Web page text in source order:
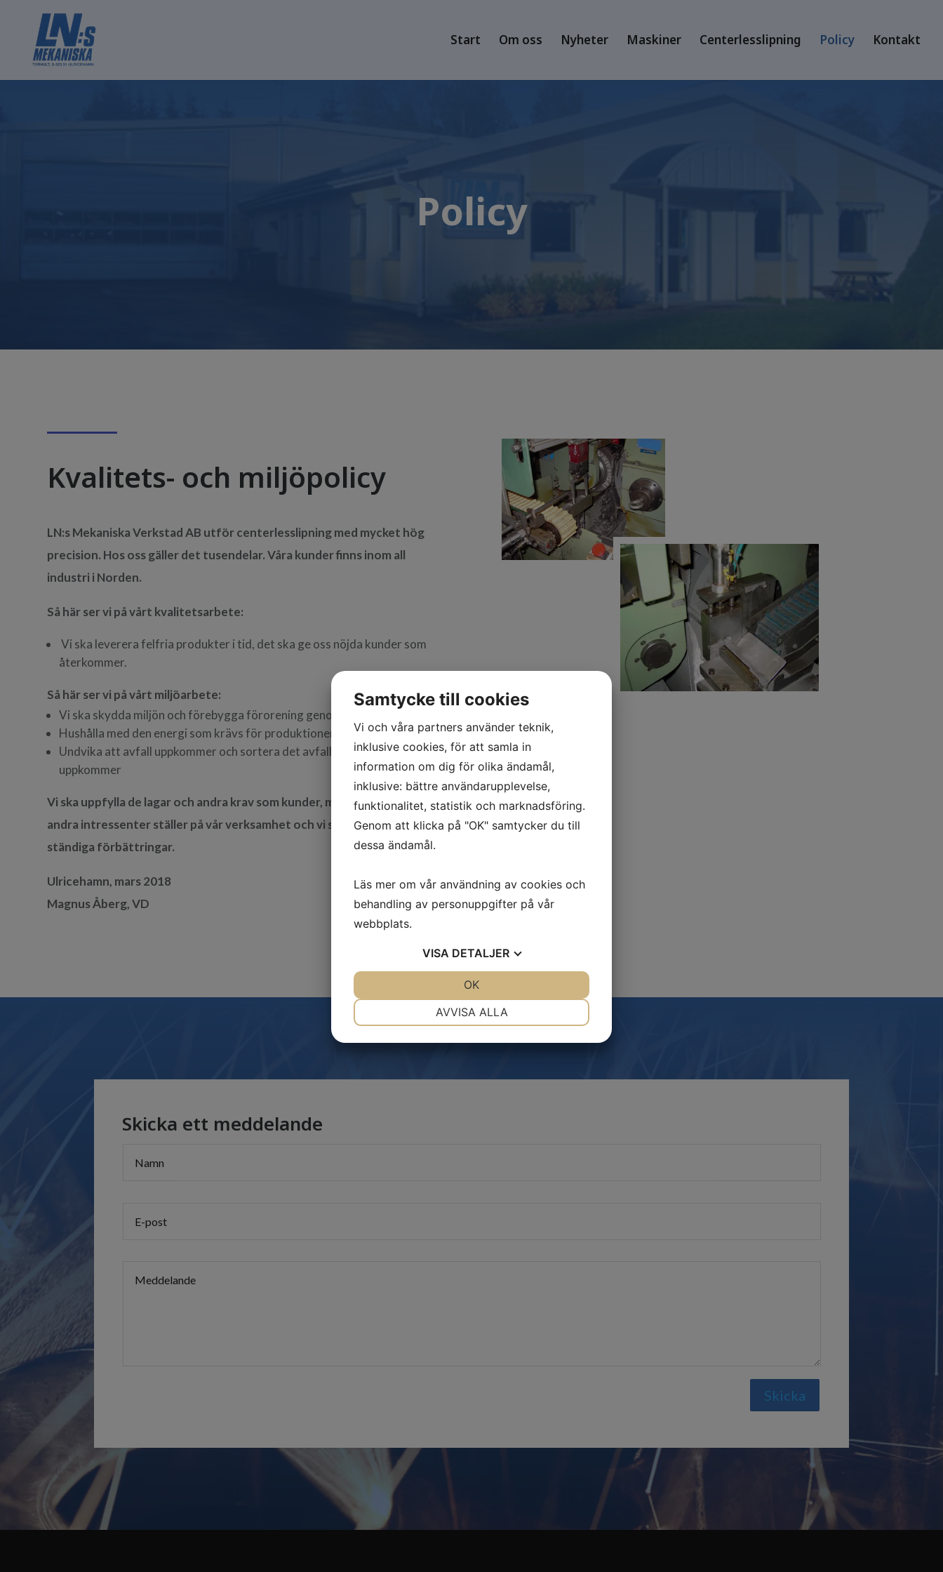
Start Om oss Nyheter Maskiner Centerlesslipning Policy Kontakt
Policy
Kvalitets- och miljöpolicy
LN:s Mekaniska Verkstad AB utför centerlesslipning med mycket hög
precision. Hos oss gäller det tusendelar. Våra kunder finns inom all
industri i Norden.
Så här ser vi på vårt kvalitetsarbete:
Vi ska leverera felfria produkter i tid, det ska ge oss nöjda kunder som
återkommer.
Så här ser vi på vårt miljöarbete:
Vi ska skydda miljön och förebygga förorening genom att:
Hushålla med den energi som krävs för produktionen.
Undvika att avfall uppkommer och sortera det avfall som ändå
uppkommer
Vi ska uppfylla de lagar och andra krav som kunder, myndigheter och
andra intressenter ställer på vår verksamhet och vi ska arbeta med
ständiga förbättringar.
Ulricehamn, mars 2018
Magnus Åberg, VD
Skicka ett meddelande
Skicka
Samtycke till cookies
Vi och våra partners använder teknik,
inklusive cookies, för att samla in
information om dig för olika ändamål,
inklusive: bättre användarupplevelse,
funktionalitet, statistik och marknadsföring.
Genom att klicka på "OK" samtycker du till
dessa ändamål.
Läs mer om vår användning av cookies och
behandling av personuppgifter på vår
webbplats.
VISA DETALJER
AVVISA ALLA
OK